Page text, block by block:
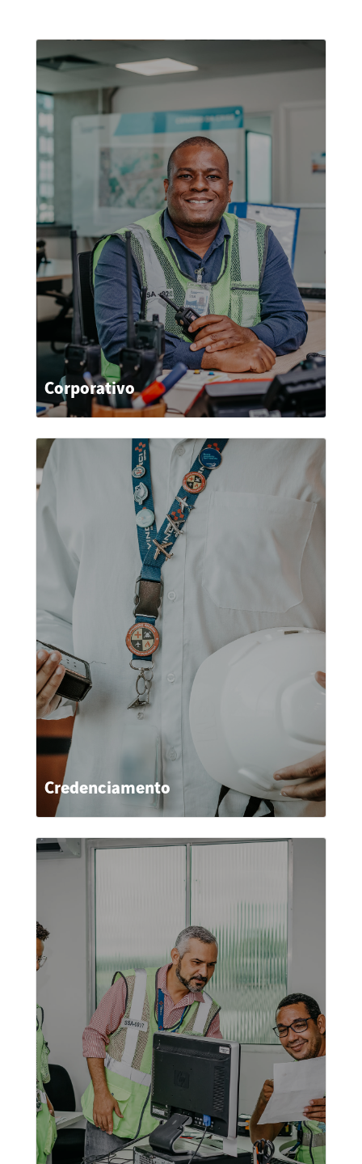
Corporativo
Credenciamento